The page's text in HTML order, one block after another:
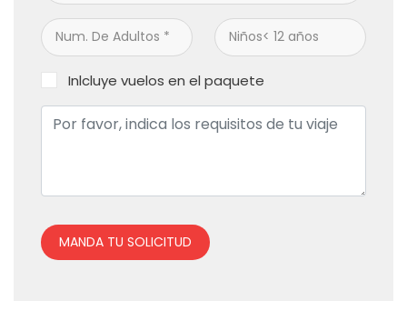
Inlcluye vuelos en el paquete
MANDA TU SOLICITUD